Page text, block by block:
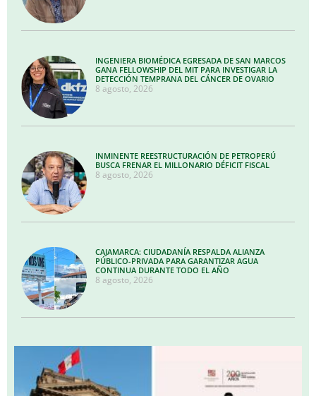
INGENIERA BIOMÉDICA EGRESADA DE SAN MARCOS
GANA FELLOWSHIP DEL MIT PARA INVESTIGAR LA
DETECCIÓN TEMPRANA DEL CÁNCER DE OVARIO
8 agosto, 2026
INMINENTE REESTRUCTURACIÓN DE PETROPERÚ
BUSCA FRENAR EL MILLONARIO DÉFICIT FISCAL
8 agosto, 2026
CAJAMARCA: CIUDADANÍA RESPALDA ALIANZA
PÚBLICO-PRIVADA PARA GARANTIZAR AGUA
CONTINUA DURANTE TODO EL AÑO
8 agosto, 2026